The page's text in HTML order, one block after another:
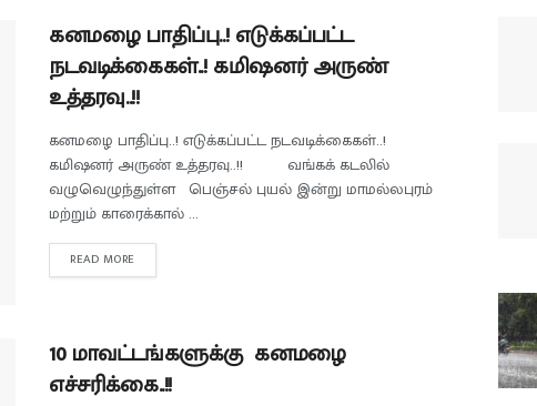
கனமழை பாதிப்பு..! எடுக்கப்பட்ட
நடவடிக்கைகள்..! கமிஷனர் அருண்
உத்தரவு..!!
கனமழை பாதிப்பு..! எடுக்கப்பட்ட நடவடிக்கைகள்..!
கமிஷனர் அருண் உத்தரவு..!! வங்கக் கடலில்
வழுவெழுந்துள்ள பெஞ்சல் புயல் இன்று மாமல்லபுரம்
மற்றும் காரைக்கால் ...
READ MORE
10 மாவட்டங்களுக்கு கனமழை
எச்சரிக்கை..!!